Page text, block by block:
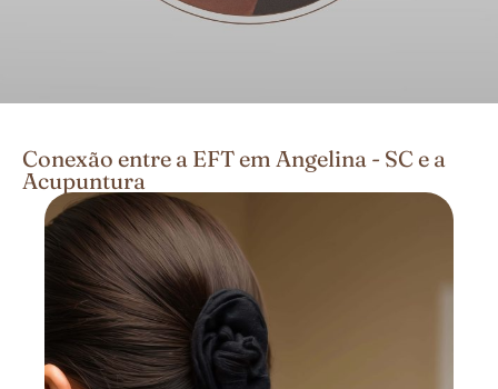
Conexão entre a EFT em Angelina - SC e a
Acupuntura